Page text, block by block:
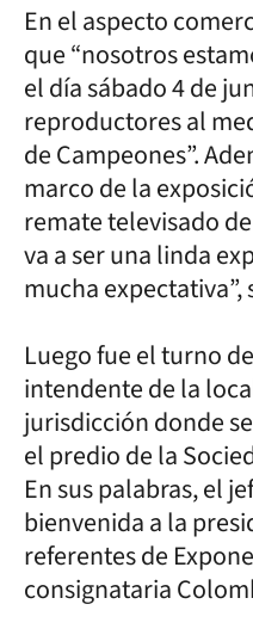
En el aspecto
que “nosotros
el día sábado 4 de
reproductores al
de Campeones”.
marco de la
remate televisado
va a ser una linda
mucha
Luego fue el turno
intendente de la
jurisdicción donde
el predio de la
En sus palabras, el
bienvenida a la
referentes de
consignataria